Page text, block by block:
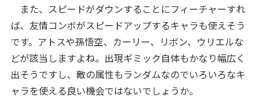
また、スピードがダウンすることにフィーチャーすれ
ば、友情コンボがスピードアップするキャラも使えそう
です。アトスや孫悟空、カーリー、リボン、ウリエルな
どが該当しますよね。出現ギミック自体もかなり幅広く
出そうですし、敵の属性もランダムなのでいろいろなキ
ャラを使える良い機会ではないでしょうか。